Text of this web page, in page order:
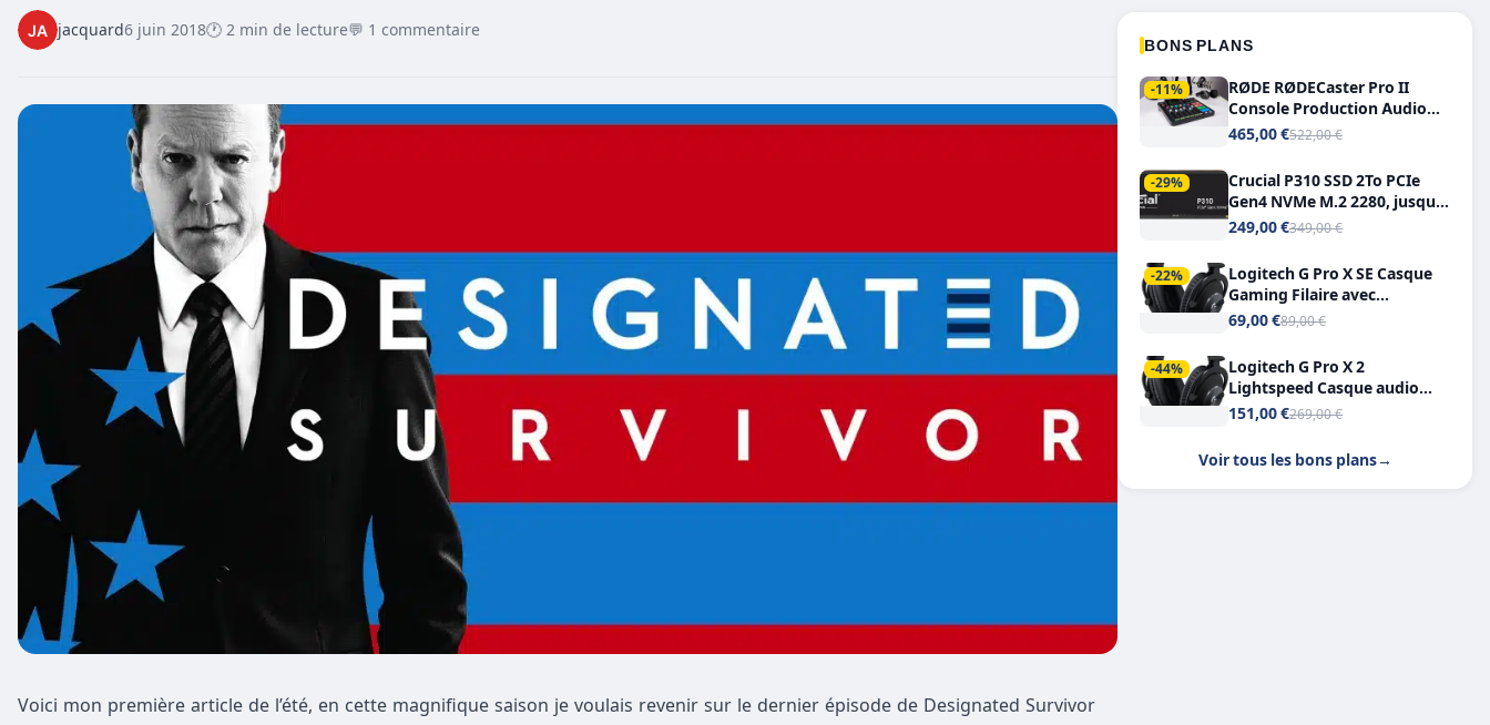
jacquard6 juin 2018🕐 2 min de lecture💬 1 commentaire
Voici mon première article de l’été, en cette magnifique saison je voulais revenir sur le dernier épisode de Designated Survivor
BONS PLANS
-11%
RØDE RØDECaster Pro II
Console Production Audio
Tout-en-Un, Bluetooth et
465,00 €522,00 €
-29%
Crucial P310 SSD 2To PCIe
Gen4 NVMe M.2 2280, jusqu’à
7.100 Mo/s
249,00 €349,00 €
-22%
Logitech G Pro X SE Casque
Gaming Filaire avec
Microphone Micro
7.1
69,00 €89,00 €
-44%
Logitech G Pro X 2
Lightspeed Casque audio
bluetooth
151,00 €269,00 €
Voir tous les bons plans→